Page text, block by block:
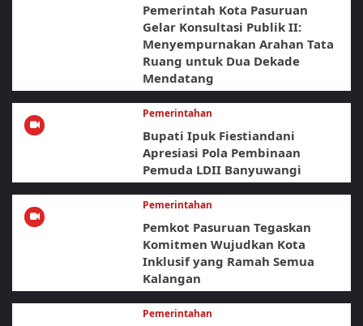
Pemerintah Kota Pasuruan
Gelar Konsultasi Publik II:
Menyempurnakan Arahan Tata
Ruang untuk Dua Dekade
Mendatang
Pemerintahan
Bupati Ipuk Fiestiandani
Apresiasi Pola Pembinaan
Pemuda LDII Banyuwangi
Pemerintahan
Pemkot Pasuruan Tegaskan
Komitmen Wujudkan Kota
Inklusif yang Ramah Semua
Kalangan
Pemerintahan